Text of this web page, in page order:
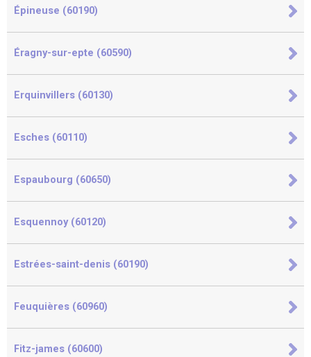
Épineuse (60190)
Éragny-sur-epte (60590)
Erquinvillers (60130)
Esches (60110)
Espaubourg (60650)
Esquennoy (60120)
Estrées-saint-denis (60190)
Feuquières (60960)
Fitz-james (60600)